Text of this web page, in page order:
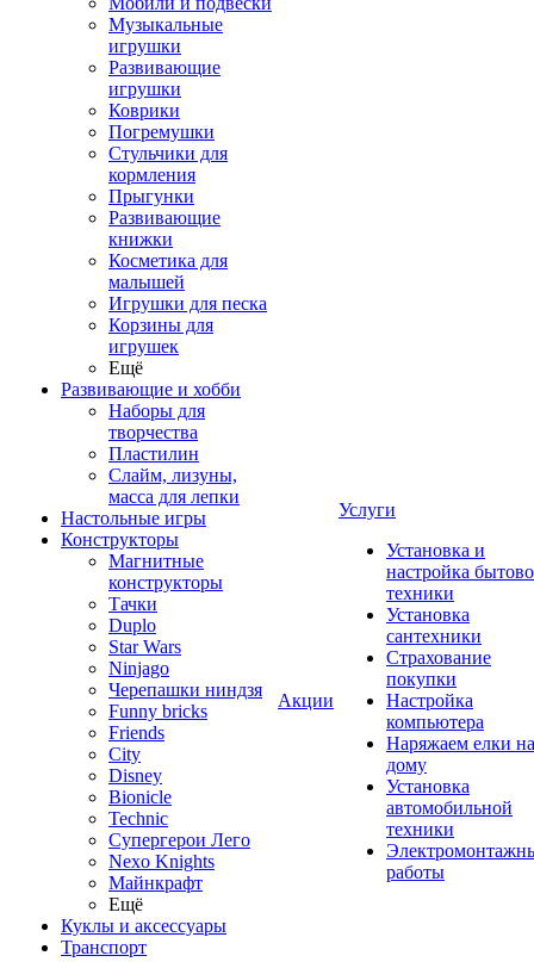
Музыкальные
игрушки
Развивающие
игрушки
Коврики
Погремушки
Стульчики для
кормления
Прыгунки
Развивающие
книжки
Косметика для
малышей
Игрушки для песка
Корзины для
игрушек
Ещё
Развивающие и хобби
Наборы для
творчества
Пластилин
Слайм, лизуны,
масса для лепки
Настольные игры
Конструкторы
Магнитные
конструкторы
Тачки
Duplo
Star Wars
Ninjago
Черепашки ниндзя
Funny bricks
Friends
City
Disney
Bionicle
Technic
Супергерои Лего
Nexo Knights
Майнкрафт
Ещё
Куклы и аксессуары
Транспорт
Акции
Услуги
Установка и
настройка
техники
Установка
сантехники
Страхование
покупки
Настройка
компьютера
Наряжаем елки на
дому
Установка
автомобильной
техники
работы